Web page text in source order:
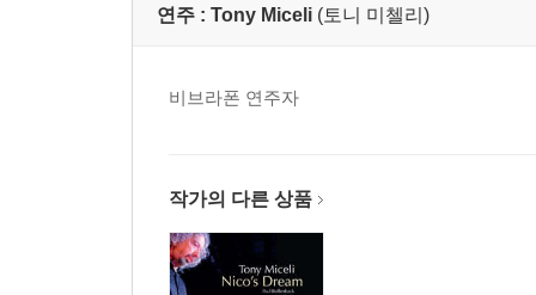
연주 : Tony Miceli (토니 미첼리)
비브라폰 연주자
작가의 다른 상품